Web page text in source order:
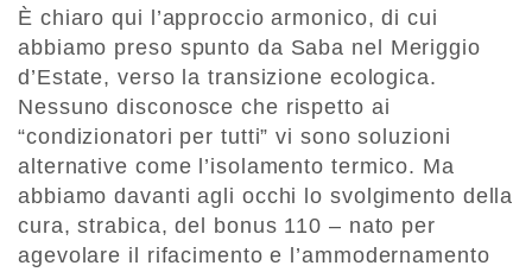
È chiaro qui l’approccio armonico, di cui
abbiamo preso spunto da Saba nel Meriggio
d’Estate, verso la transizione ecologica.
Nessuno disconosce che rispetto ai
“condizionatori per tutti” vi sono soluzioni
alternative come l’isolamento termico. Ma
abbiamo davanti agli occhi lo svolgimento della
cura, strabica, del bonus 110 – nato per
agevolare il rifacimento e l’ammodernamento